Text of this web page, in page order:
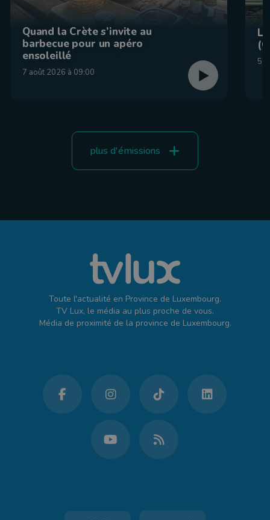
Quand la Crète s’invite au
barbecue pour un apéro
ensoleillé
7 août 2026 à 09:00
5
plus d'émissions
Toute l'actualité en Province de Luxembourg.
TV Lux, le média au plus proche de vous.
Média de proximité de la province de Luxembourg.